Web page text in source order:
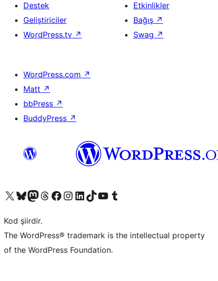
Destek
Geliştiriciler
WordPress.tv ↗
Etkinlikler
Bağış ↗
Swag ↗
WordPress.com ↗
Matt ↗
bbPress ↗
BuddyPress ↗
X (eski Twitter) hesabımıza bakın
Bluesky hesabımızı ziyaret edinMastodon hesabımızı ziyaret edinThreads hesabımızı ziyaret edinFacebook sayfamızı ziyaret edinInstagram hesabımızı ziyaret edinLinkedIn hesabımızı ziyaret edinTikTok hesabımızı ziyaret edinYouTube kanalımızı ziyaret edinTumblr hesabımızı ziyaret edin
Kod şiirdir.
The WordPress® trademark is the intellectual property
of the WordPress Foundation.